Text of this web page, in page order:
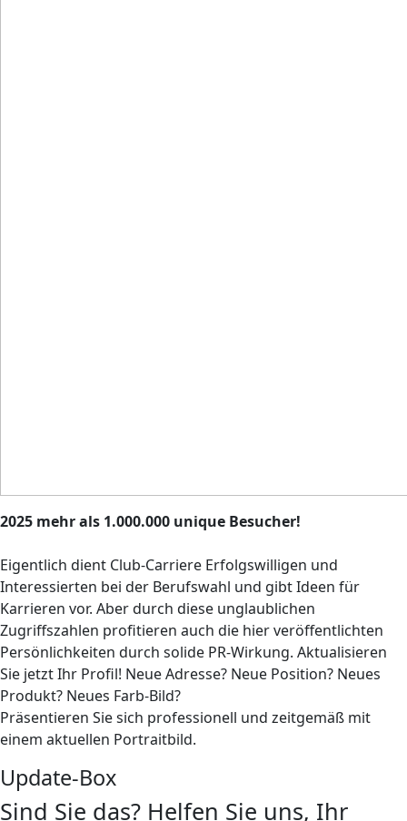
2025 mehr als 1.000.000 unique Besucher!
Eigentlich dient Club-Carriere Erfolgswilligen und
Interessierten bei der Berufswahl und gibt Ideen für
Karrieren vor. Aber durch diese unglaublichen
Zugriffszahlen profitieren auch die hier veröffentlichten
Persönlichkeiten durch solide PR-Wirkung. Aktualisieren
Sie jetzt Ihr Profil! Neue Adresse? Neue Position? Neues
Produkt? Neues Farb-Bild?
Präsentieren Sie sich professionell und zeitgemäß mit
einem aktuellen Portraitbild.
Update-Box
Sind Sie das? Helfen Sie uns, Ihr